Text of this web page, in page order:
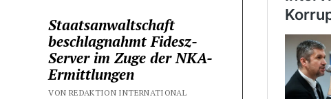
Staatsanwaltschaft
beschlagnahmt Fidesz-
Server im Zuge der NKA-
Ermittlungen
VON REDAKTION INTERNATIONAL